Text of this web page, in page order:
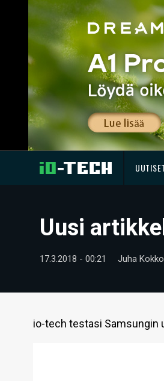
UUTISET
Uusi
17.3.2018 - 00:21 Juha
io-tech testasi Samsungin